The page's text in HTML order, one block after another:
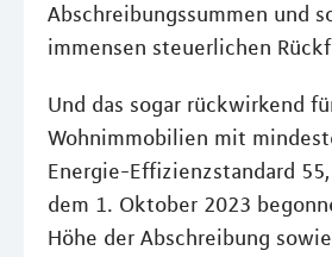
Abschreibungssummen und
immensen steuerlichen
Und das sogar rückwirkend
Wohnimmobilien mit
Energie-Effizienzstandard
dem 1. Oktober 2023
Höhe der Abschreibung